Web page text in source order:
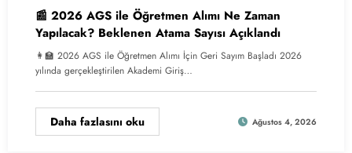
📰 2026 AGS ile Öğretmen Alımı Ne Zaman
Yapılacak? Beklenen Atama Sayısı Açıklandı
👩‍🏫 2026 AGS ile Öğretmen Alımı İçin Geri Sayım Başladı 2026
yılında gerçekleştirilen Akademi Giriş…
Daha fazlasını oku Ağustos 4, 2026